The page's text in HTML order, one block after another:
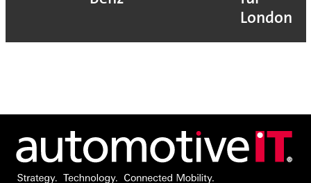
London